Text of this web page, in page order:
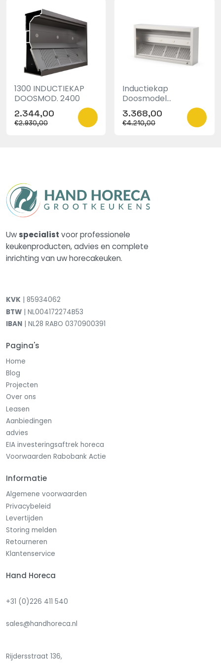
1300 INDUCTIEKAP
DOOSMOD. 2400
2.344,00
€2.930,00
Inductiekap
Doosmodel
Afm:4000x1300xH500.
3.368,00
€4.210,00
Uw specialist voor professionele
keukenproducten, advies en complete
inrichting van uw horecakeuken.
KVK | 85934062
BTW | NL004172274B53
IBAN | NL28 RABO 0370900391
Pagina's
Home
Blog
Projecten
Over ons
Leasen
Aanbiedingen
advies
EIA investeringsaftrek horeca
Voorwaarden Rabobank Actie
Informatie
Algemene voorwaarden
Privacybeleid
Levertijden
Storing melden
Retourneren
Klantenservice
Hand Horeca
+31 (0)226 411 540
sales@handhoreca.nl
Rijdersstraat 136,